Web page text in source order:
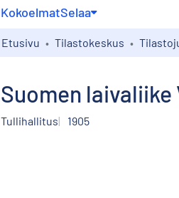
KokoelmatSelaa
Etusivu Tilastokeskus
Suomen laivaliike
Tullihallitus 1905